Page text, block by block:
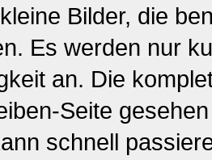
Bilder, die
Es werden nur
an. Die
Seite
schnell